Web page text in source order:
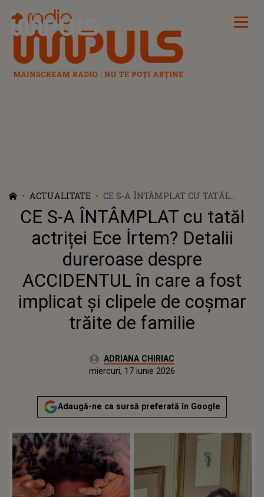
Radio Impuls
ACTUALITATE
CE S-A ÎNTÂMPLAT CU TATĂL
ACTRIȚEI ECE İRTEM? DETALII
DUREROASE DESPRE ACCIDENTUL
ÎN CARE A FOST IMPLICAT ȘI
CLIPELE DE COȘMAR TRĂITE DE
FAMILIE
CE S-A ÎNTÂMPLAT cu tatăl
actriței Ece İrtem? Detalii
dureroase despre
ACCIDENTUL în care a fost
implicat și clipele de coșmar
trăite de familie
Autor:ADRIANA CHIRIAC
Publicat:
miercuri, 17 iunie 2026
Adaugă-ne ca sursă preferată în Google